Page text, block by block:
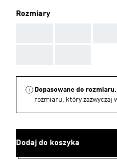
Rozmiary
Dopasowane do rozmiaru.
rozmiaru, który zazwyczaj
Dodaj do koszyka